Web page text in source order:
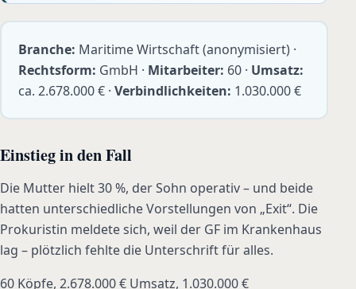
Branche: Maritime Wirtschaft (anonymisiert) ·
Rechtsform: GmbH · Mitarbeiter: 60 · Umsatz:
ca. 2.678.000 € · Verbindlichkeiten: 1.030.000 €
Einstieg in den Fall
Die Mutter hielt 30 %, der Sohn operativ – und beide
hatten unterschiedliche Vorstellungen von „Exit“. Die
Prokuristin meldete sich, weil der GF im Krankenhaus
lag – plötzlich fehlte die Unterschrift für alles.
60 Köpfe, 2.678.000 € Umsatz, 1.030.000 €